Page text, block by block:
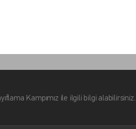
Kampımız ile ilgili bilgi alabilirsiniz.